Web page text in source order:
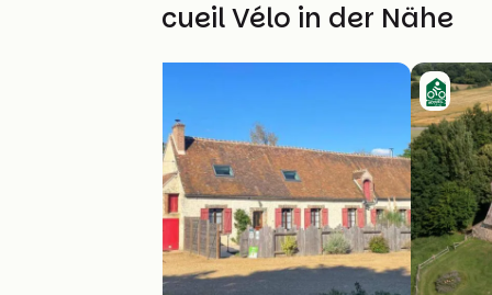
Weitere Accueil Vélo in der Nähe